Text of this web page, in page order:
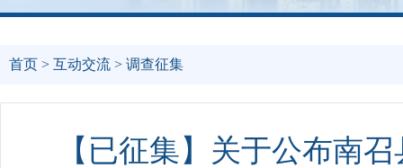
首页 > 互动交流 > 调查征集
【已征集】关于公布南